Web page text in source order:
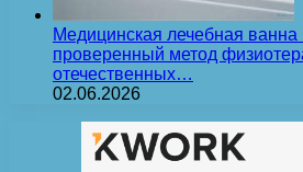
Медицинская лечебная ванна
проверенный метод
отечественных…
02.06.2026